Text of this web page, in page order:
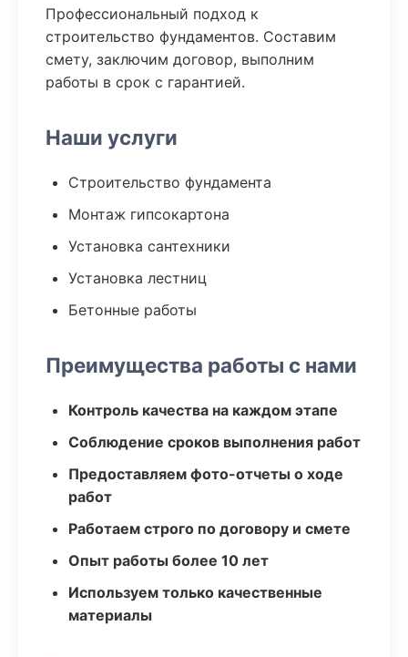
Профессиональный подход к
строительство фундаментов. Составим
смету, заключим договор, выполним
работы в срок с гарантией.
Наши услуги
Строительство фундамента
Монтаж гипсокартона
Установка сантехники
Установка лестниц
Бетонные работы
Преимущества работы с нами
Контроль качества на каждом этапе
Соблюдение сроков выполнения работ
Предоставляем фото-отчеты о ходе
работ
Работаем строго по договору и смете
Опыт работы более 10 лет
Используем только качественные
материалы